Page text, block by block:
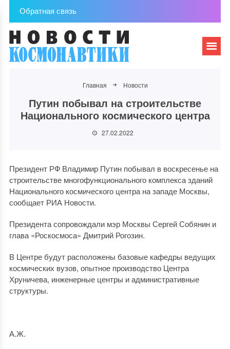
Обратная связь
Главная Новости
Путин побывал на строительстве
Национального космического центра
27.02.2022
Президент РФ Владимир Путин побывал в воскресенье на
строительстве многофункционального комплекса зданий
Национального космического центра на западе Москвы,
сообщает РИА Новости.
Президента сопровождали мэр Москвы Сергей Собянин и
глава «Роскосмоса» Дмитрий Рогозин.
В Центре будут расположены базовые кафедры ведущих
космических вузов, опытное производство Центра
Хруничева, инженерные центры и административные
структуры.
А.Ж.